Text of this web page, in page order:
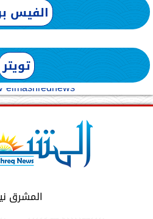
الفيس
تويتر
elmashreqnews
المشرق